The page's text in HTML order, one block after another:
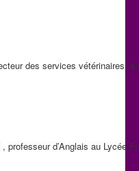
des services vétérinaires, à
, professeur d’Anglais au Lycée